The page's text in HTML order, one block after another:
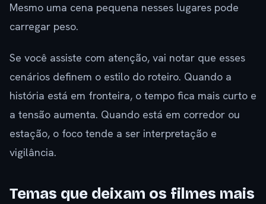
Mesmo uma cena pequena nesses lugares pode
carregar peso.
Se você assiste com atenção, vai notar que esses
cenários definem o estilo do roteiro. Quando a
história está em fronteira, o tempo fica mais curto e
a tensão aumenta. Quando está em corredor ou
estação, o foco tende a ser interpretação e
vigilância.
Temas que deixam os filmes mais